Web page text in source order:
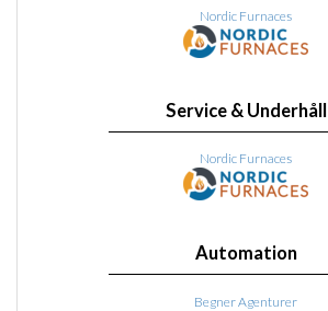
Nordic Furnaces
Service & Underhåll
Nordic Furnaces
Automation
Begner Agenturer